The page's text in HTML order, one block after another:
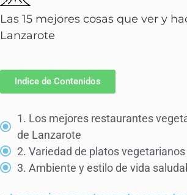
Las 15 mejores cosas que ver y
Lanzarote
Indice de Contenidos
1. Los mejores restaurantes
de Lanzarote
2. Variedad de platos
3. Ambiente y estilo de vida